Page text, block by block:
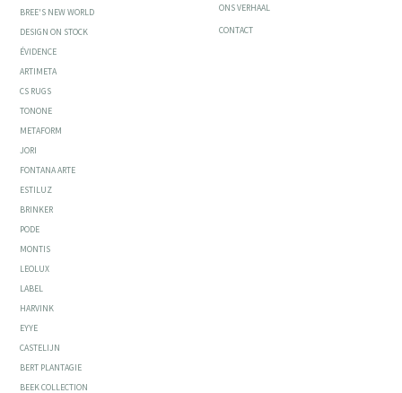
BREE'S NEW WORLD
DESIGN ON STOCK
ÉVIDENCE
ARTIMETA
CS RUGS
TONONE
METAFORM
JORI
FONTANA ARTE
ESTILUZ
BRINKER
PODE
MONTIS
LEOLUX
LABEL
HARVINK
EYYE
CASTELIJN
BERT PLANTAGIE
BEEK COLLECTION
ONS VERHAAL
CONTACT